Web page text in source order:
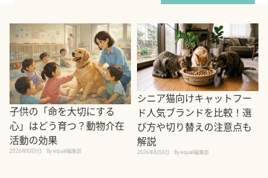
子供の「命を大切にする
心」はどう育つ？動物介在
活動の効果
2026年8月5日 By equall編集部
シニア猫向けキャットフー
ド人気ブランドを比較！選
び方や切り替えの注意点も
解説
2026年8月4日 By equall編集部